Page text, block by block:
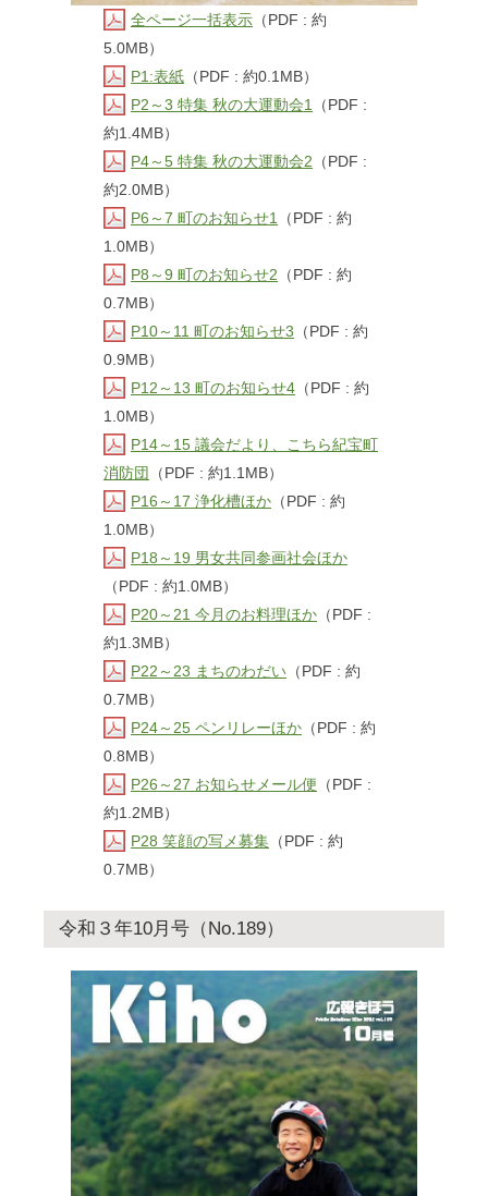
全ページ一括表示 （PDF : 約
5.0MB）
P1:表紙 （PDF : 約0.1MB）
P2～3 特集 秋の大運動会1
（PDF :
約1.4MB）
P4～5 特集 秋の大運動会2 （PDF :
約2.0MB）
P6～7 町のお知らせ1
（PDF : 約
1.0MB）
P8～9 町のお知らせ2 （PDF : 約
0.7MB）
P10～11 町のお知らせ3 （PDF : 約
0.9MB）
P12～13 町のお知らせ4 （PDF : 約
1.0MB）
P14～15 議会だより、こちら紀宝町
消防団
（PDF : 約1.1MB）
P16～17 浄化槽ほか （PDF : 約
1.0MB）
P18～19 男女共同参画社会ほか
（PDF : 約1.0MB）
P20～21 今月のお料理ほか （PDF :
約1.3MB）
P22～23 まちのわだい （PDF : 約
0.7MB）
P24～25 ペンリレーほか （PDF : 約
0.8MB）
P26～27 お知らせメール便 （PDF :
約1.2MB）
P28 笑顔の写メ募集 （PDF : 約
0.7MB）
令和３年10月号（No.189）